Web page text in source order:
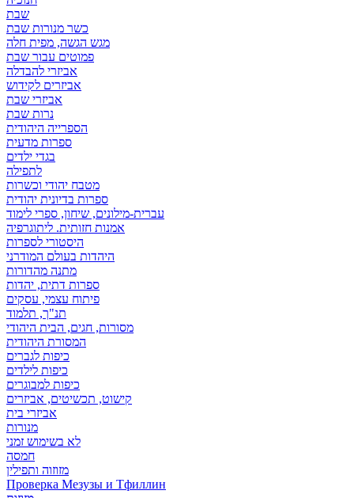
שבת
כשר מנורות שבת
מגש הגשה, מפית חלה
פמוטים עבור שבת
אביזרי להבדלה
אביזרים לקידוש
אביזרי שבת
נרות שבת
הספרייה היהודית
ספרות מדעית
בגדי ילדים
לתפילה
מטבח יהודי וכשרות
ספרות בדיונית יהודית
עברית-מילונים, שיחון, ספרי לימוד
אמנות חזותית. ליתוגרפיה
היסטורי לספרות
היהדות בעולם המודרני
מתנה מהדורות
ספרות דתית, יהדות
פיתוח עצמי, עסקים
תנ"ך, תלמוד
מסורות, חגים, הבית היהודי
המסורת היהודית
כיפות לגברים
כיפות לילדים
כיפות למבוגרים
קישוט, תכשיטים, אביזרים
אביזרי בית
מנורות
לא בשימוש זמני
חמסה
מזוזוה ותפילין
Проверка Мезузы и Тфиллин